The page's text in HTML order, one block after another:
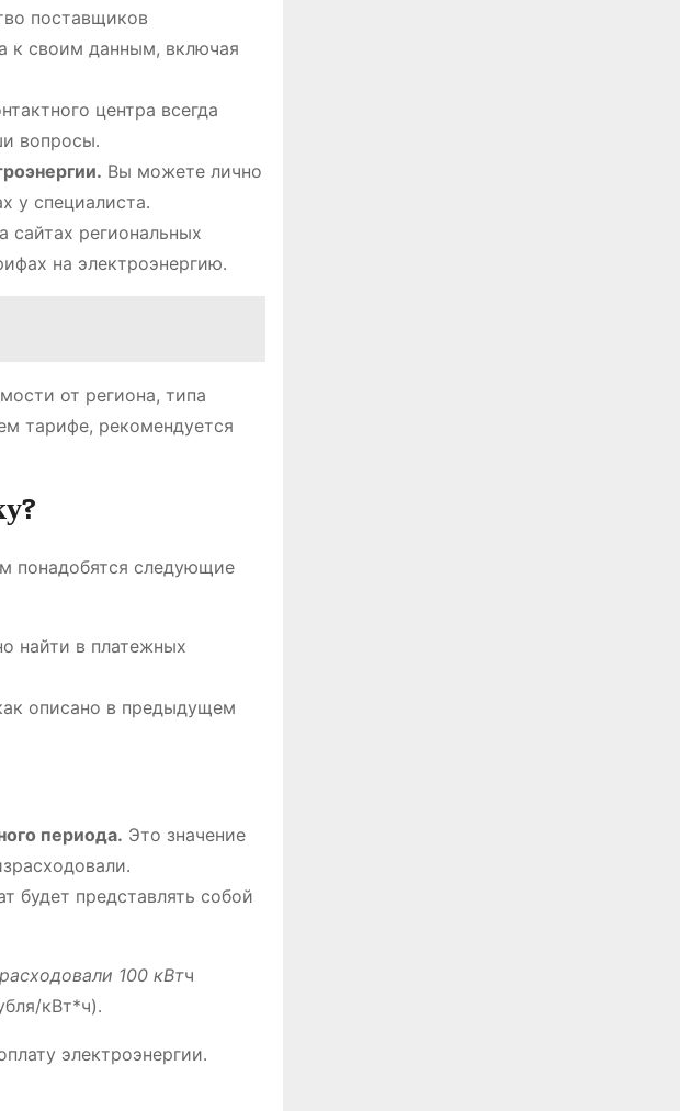
поставщиков
к своим данным, включая
центра всегда
вопросы․
Вы можете лично
у специалиста․
сайтах региональных
на электроэнергию․
от региона, типа
тарифе, рекомендуется
понадобятся следующие
найти в платежных
описано в предыдущем
периода․ Это значение
будет представлять собой
100 кВтч
кВт*ч)․
электроэнергии․